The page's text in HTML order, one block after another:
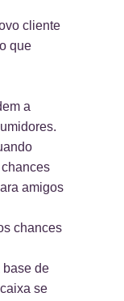
cliente
que
a
amigos
chances
base de
se